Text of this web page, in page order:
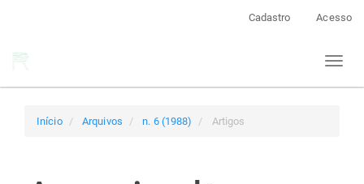
Cadastro Acesso
Toggle
Início Arquivos n. 6 (1988) Artigos